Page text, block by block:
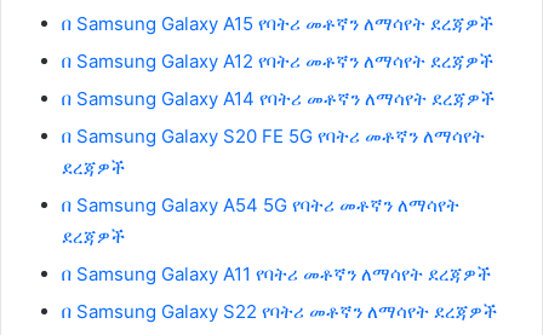
በ Samsung Galaxy A15 የባትሪ መቶኛን ለማሳየት ደረጃዎች
በ Samsung Galaxy A12 የባትሪ መቶኛን ለማሳየት ደረጃዎች
በ Samsung Galaxy A14 የባትሪ መቶኛን ለማሳየት ደረጃዎች
በ Samsung Galaxy S20 FE 5G የባትሪ መቶኛን ለማሳየት
ደረጃዎች
በ Samsung Galaxy A54 5G የባትሪ መቶኛን ለማሳየት
ደረጃዎች
በ Samsung Galaxy A11 የባትሪ መቶኛን ለማሳየት ደረጃዎች
በ Samsung Galaxy S22 የባትሪ መቶኛን ለማሳየት ደረጃዎች